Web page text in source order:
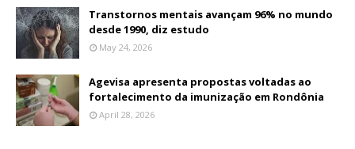
Transtornos mentais avançam 96% no mundo
desde 1990, diz estudo
May 24, 2026
Agevisa apresenta propostas voltadas ao
fortalecimento da imunização em Rondônia
April 28, 2026